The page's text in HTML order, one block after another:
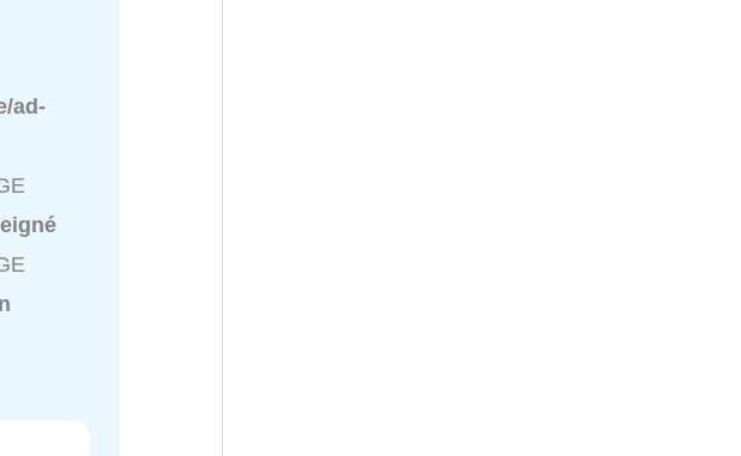
ad-